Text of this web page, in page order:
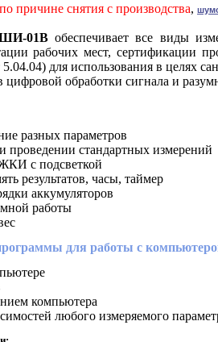
причине снятия с производства,
ШИ-01В обеспечивает все виды
рабочих мест,
для использования в целях
цифровой обработки сигнала и
разных параметров
проведении стандартных измерений
с подсветкой
результатов, часы, таймер
аккумуляторов
работы
для работы с
компьютера
любого измеряемого